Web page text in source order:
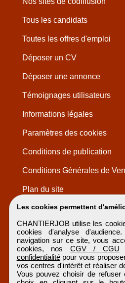
Les cookies permettent
CHANTIERJOB utilise les
cookies d'analyse
navigation sur ce site, vous
cookies, nos CGV / CGU
confidentialitépour vous
vos centres d'intérêt et réaliser
Vous pouvez choisir de refuser
Tous les candidats
Toutes les offres d'emploi
Déposer un CV
Déposer une annonce
Témoignages utilisateurs
Informations légales
Paramètres des cookies
Conditions de publication
Conditions Générales de
Plan du site